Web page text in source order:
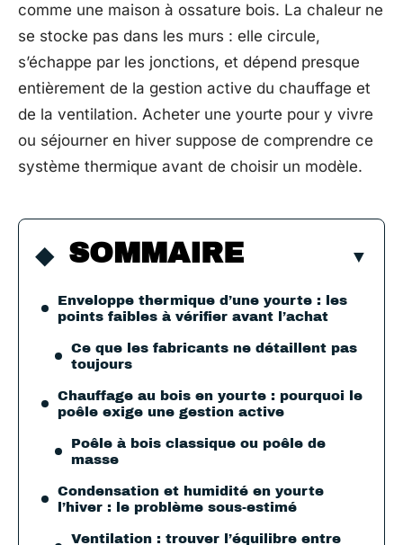
comme une maison à ossature bois. La chaleur ne
se stocke pas dans les murs : elle circule,
s’échappe par les jonctions, et dépend presque
entièrement de la gestion active du chauffage et
de la ventilation. Acheter une yourte pour y vivre
ou séjourner en hiver suppose de comprendre ce
système thermique avant de choisir un modèle.
SOMMAIRE
Enveloppe thermique d’une yourte : les
points faibles à vérifier avant l’achat
Ce que les fabricants ne détaillent pas
toujours
Chauffage au bois en yourte : pourquoi le
poêle exige une gestion active
Poêle à bois classique ou poêle de
masse
Condensation et humidité en yourte
l’hiver : le problème sous-estimé
Ventilation : trouver l’équilibre entre